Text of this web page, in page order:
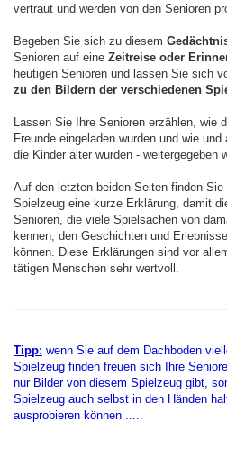
vertraut und werden von den Senioren
Begeben Sie sich zu diesem
Senioren auf eine Zeitreise oder
heutigen Senioren und lassen Sie sich
zu den Bildern der verschiedenen
Lassen Sie Ihre Senioren erzählen, wie
Freunde eingeladen wurden und wie
die Kinder älter wurden - weitergegeben
Auf den letzten beiden Seiten finden
Spielzeug eine kurze Erklärung, damit
Senioren, die viele Spielsachen von
kennen, den Geschichten und
können. Diese Erklärungen sind vor
tätigen Menschen sehr wertvoll.
Tipp: wenn Sie auf dem Dachboden
Spielzeug finden freuen sich Ihre
nur Bilder von diesem Spielzeug gibt,
Spielzeug auch selbst in den Händen
ausprobieren können .....